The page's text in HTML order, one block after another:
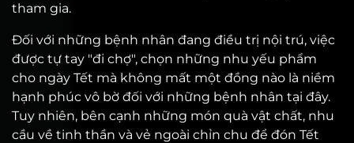
tham gia.
Đối với những bệnh nhân đang điều trị nội trú, việc
được tự tay "đi chợ", chọn những nhu yếu phẩm
cho ngày Tết mà không mất một đồng nào là niềm
hạnh phúc vô bờ đối với những bệnh nhân tại đây.
Tuy nhiên, bên cạnh những món quà vật chất, nhu
cầu về tinh thần và vẻ ngoài chỉn chu để đón Tết